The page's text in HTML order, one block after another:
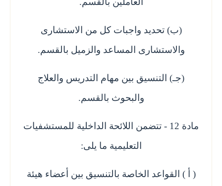
(ب) تحديد واجبات كل من الاستشارى
والاستشارى المساعد والزميل بالقسم.
(جـ) التنسيق بين مهام التدريس والعلاج
والبحوث بالقسم.
مادة 12 - تتضمن اللائحة الداخلية للمستشفيات
التعليمية ما يلى:
( أ ) القواعد الخاصة بالتنسيق بين أعضاء هيئة